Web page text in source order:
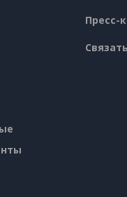
Пресс-